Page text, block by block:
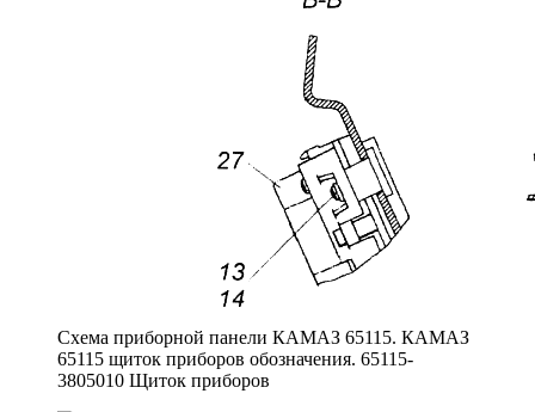
Схема приборной панели КАМАЗ 65115. КАМАЗ
65115 щиток приборов обозначения. 65115-
3805010 Щиток приборов